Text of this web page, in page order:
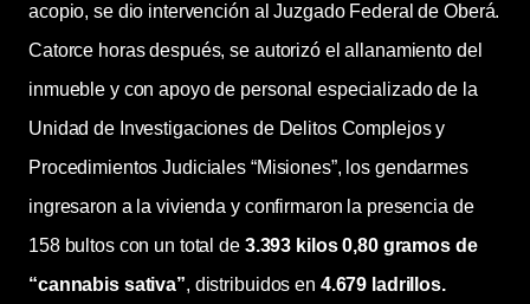
acopio, se dio intervención al Juzgado Federal de Oberá.
Catorce horas después, se autorizó el allanamiento del
inmueble y con apoyo de personal especializado de la
Unidad de Investigaciones de Delitos Complejos y
Procedimientos Judiciales “Misiones”, los gendarmes
ingresaron a la vivienda y confirmaron la presencia de
158 bultos con un total de3.393 kilos 0,80 gramos de
“cannabis sativa”, distribuidos en 4.679 ladrillos.